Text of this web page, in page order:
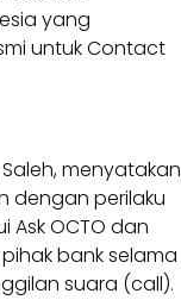
yang
untuk Contact
menyatakan
dengan perilaku
Ask OCTO dan
bank selama
suara (call).